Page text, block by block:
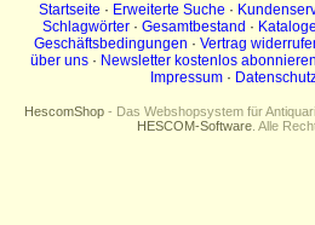
Startseite · Erweiterte Suche ·
Schlagwörter · Gesamtbestand · Kataloge
Geschäftsbedingungen · Vertrag
über uns · Newsletter kostenlos abonnieren
Impressum ·
HescomShop - Das Webshopsystem für
HESCOM-Software. Alle